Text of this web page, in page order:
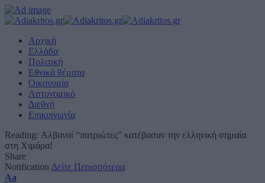
Αρχική
Ελλάδα
Πολιτική
Εθνικά θέματα
Οικονομία
Αστυνομικό
Διεθνή
Επικοινωνία
Reading: Αλβανοί “πατριώτες” κατέβασαν την ελληνική σημαία
στη Χιμάρα!
Share
Notification Δείτε Περισσότερα
Font
Aa